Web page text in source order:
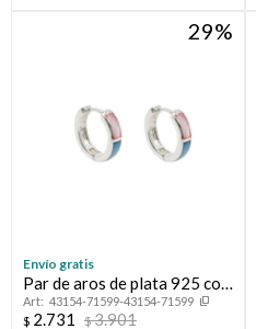
29
Envío gratis
Par de aros de plata 925 con
nácar.43154-71599-43154-71599
$ 2.731 $3.901